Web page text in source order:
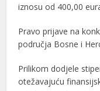
iznosu od 400,00
Pravo prijave na
područja Bosne i
Prilikom dodjele
otežavajuću